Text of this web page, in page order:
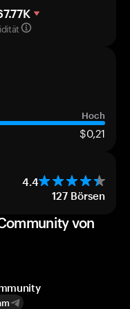
Hoch
$0,21
4.4
127 Börsen
von